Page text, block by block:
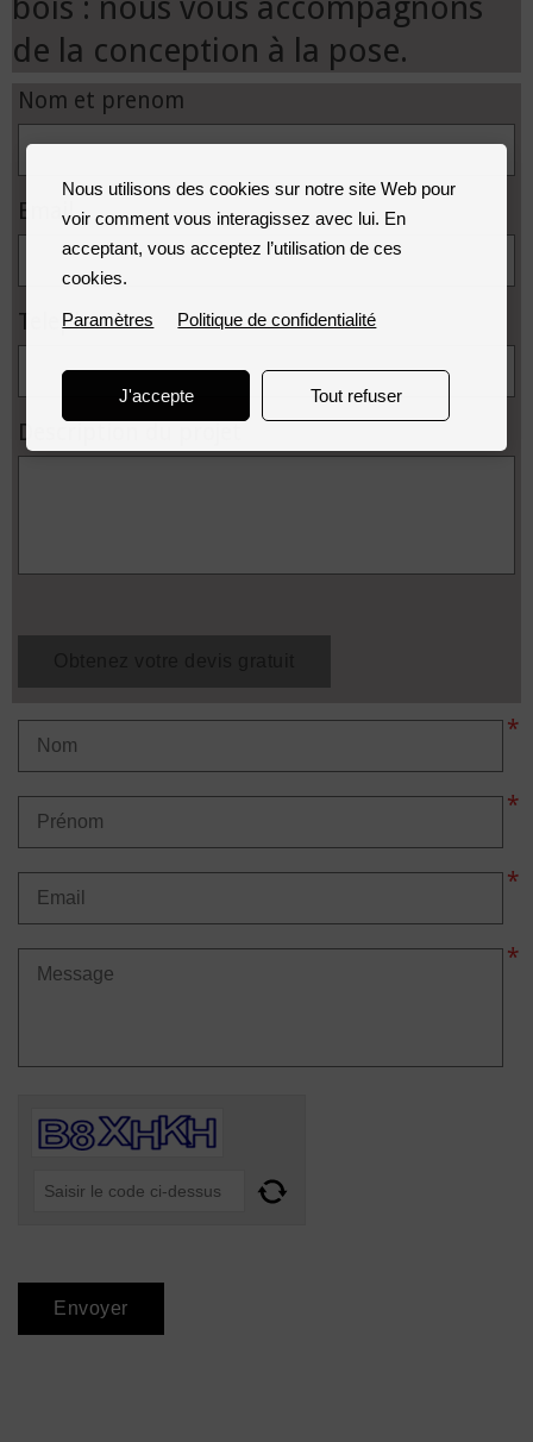
de la conception à la pose.
Nom et prenom
Email
Telephone
Description du projet
Nous utilisons des cookies sur notre site Web pour
voir comment vous interagissez avec lui. En
acceptant, vous acceptez l’utilisation de ces
cookies.
Paramètres Politique de confidentialité
J'accepte Tout refuser